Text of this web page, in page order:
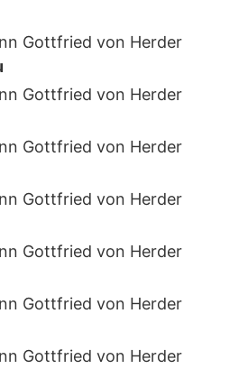
Gottfried von Herder
Gottfried von Herder
Gottfried von Herder
Gottfried von Herder
Gottfried von Herder
Gottfried von Herder
Gottfried von Herder